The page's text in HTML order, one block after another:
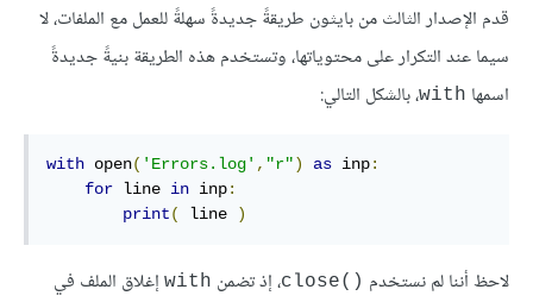
قدم الإصدار الثالث من بايثون طريقةً جديدةً سهلةً للعمل مع الملفات، لا
سيما عند التكرار على محتوياتها، وتستخدم هذه الطريقة بنيةً جديدةً
اسمها with، بالشكل التالي:
with open( 'Errors.log' , "r") as inp:
for line in inp:
print( line )
لاحظ أننا لم نستخدم close()‎، إذ تضمن with إغلاق الملف في